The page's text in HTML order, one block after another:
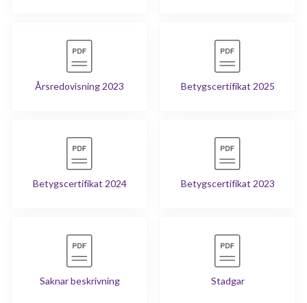
Årsredovisning 2023 Betygscertifikat 2025
Betygscertifikat 2024 Betygscertifikat 2023
Saknar beskrivning Stadgar